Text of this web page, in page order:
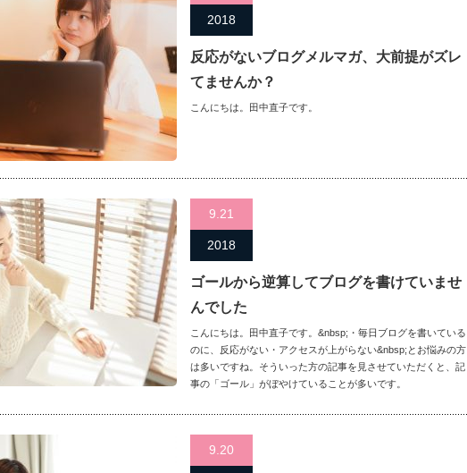
2018
反応がないブログメルマガ、大前提がズレ
てませんか？
こんにちは。田中直子です。
9.21
2018
ゴールから逆算してブログを書けていませ
んでした
こんにちは。田中直子です。&nbsp;・毎日ブログを書いている
のに、反応がない・アクセスが上がらない&nbsp;とお悩みの方
は多いですね。そういった方の記事を見させていただくと、記
事の「ゴール」がぼやけていることが多いです。
9.20